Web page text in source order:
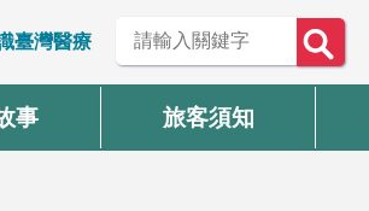
臺灣醫療
事 旅客須知